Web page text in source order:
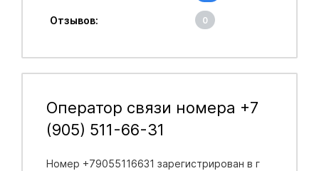
Отзывов: 0
Оператор связи номера +7
(905) 511-66-31
Номер +79055116631 зарегистрирован в г